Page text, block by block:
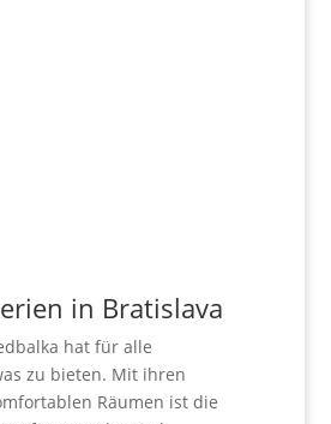
in Bratislava
hat für alle
zu bieten. Mit ihren
Räumen ist die